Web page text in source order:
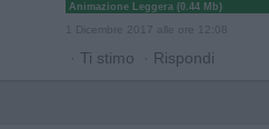
Animazione Leggera (0.44 Mb)
1 Dicembre 2017 alle ore 12:08
· Ti stimo · Rispondi